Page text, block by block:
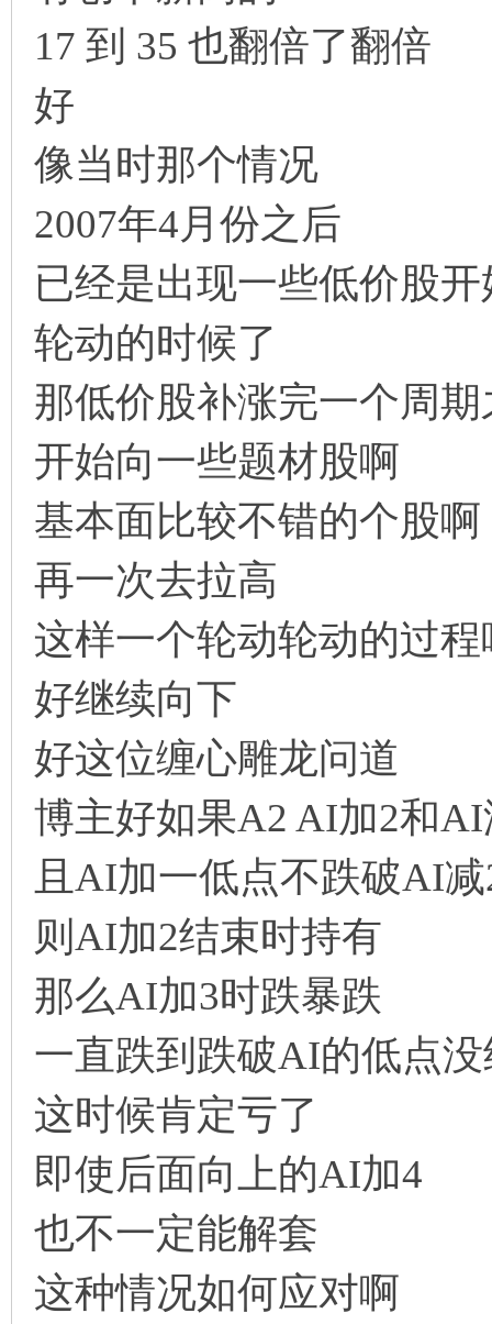
17 到 35 也翻倍了翻倍
好
像当时那个情况
2007年4月份之后
已经是出现一些低价股
轮动的时候了
那低价股补涨完一个周
开始向一些题材股啊
基本面比较不错的个股啊
再一次去拉高
这样一个轮动轮动的过程
好继续向下
好这位缠心雕龙问道
博主好如果A2 AI加2和
且AI加一低点不跌破AI
则AI加2结束时持有
那么AI加3时跌暴跌
一直跌到跌破AI的低点
这时候肯定亏了
即使后面向上的AI加4
也不一定能解套
这种情况如何应对啊